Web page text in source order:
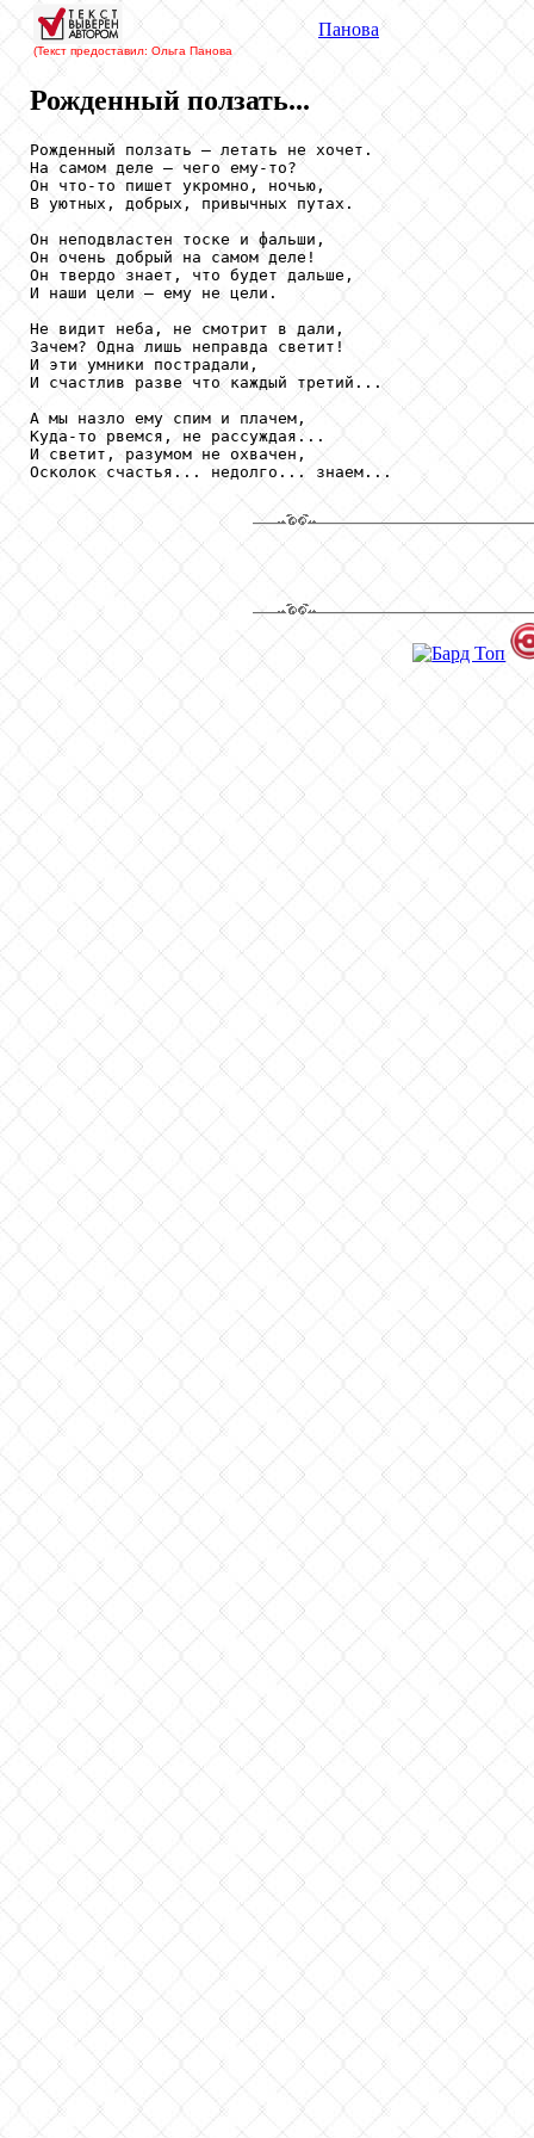
(Текст предоставил: Ольга Панова
Панова
Рожденный ползать...
Рожденный ползать – летать не хочет.
На самом деле – чего ему-то?
Он что-то пишет укромно, ночью,
В уютных, добрых, привычных путах.
Он неподвластен тоске и фальши,
Он очень добрый на самом деле!
Он твердо знает, что будет дальше,
И наши цели – ему не цели.
Не видит неба, не смотрит в дали,
Зачем? Одна лишь неправда светит!
И эти умники пострадали,
И счастлив разве что каждый третий...
А мы назло ему спим и плачем,
Куда-то рвемся, не рассуждая...
И светит, разумом не охвачен,
Осколок счастья... недолго... знаем...